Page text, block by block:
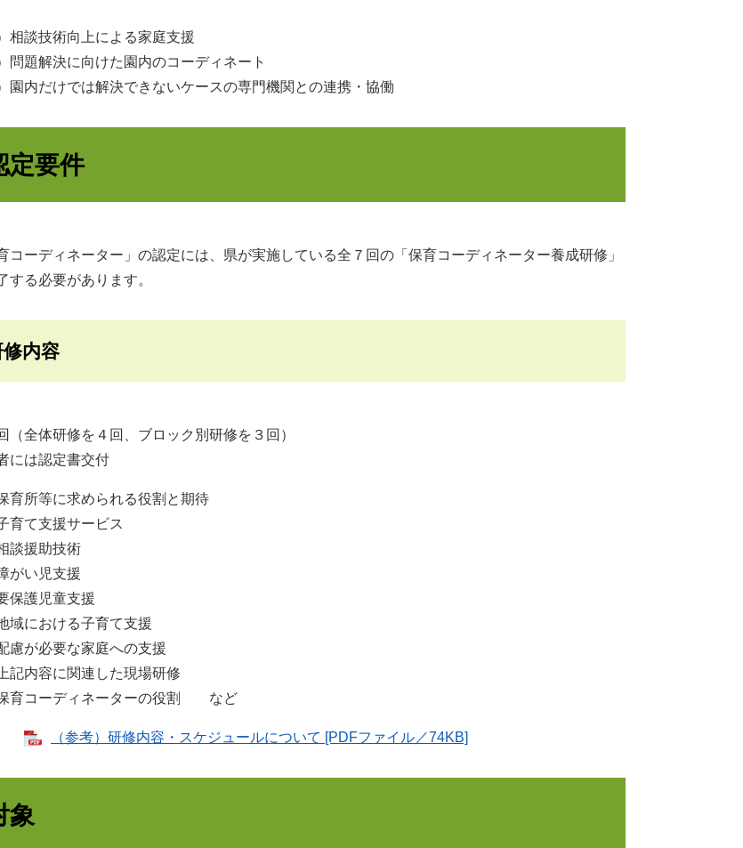
相談技術向上による家庭支援
問題解決に向けた園内のコーディネート
園内だけでは解決できないケースの専門機関との連携・協働
定要件
コーディネーター」の認定には、県が実施している全７回の「保育コーディネーター養成研修」
する必要があります。
内容
（全体研修を４回、ブロック別研修を３回）
には認定書交付
育所等に求められる役割と期待
育て支援サービス
談援助技術
がい児支援
保護児童支援
域における子育て支援
慮が必要な家庭への支援
記内容に関連した現場研修
育コーディネーターの役割 など
（参考）研修内容・スケジュールについて [PDFファイル／74KB]
象